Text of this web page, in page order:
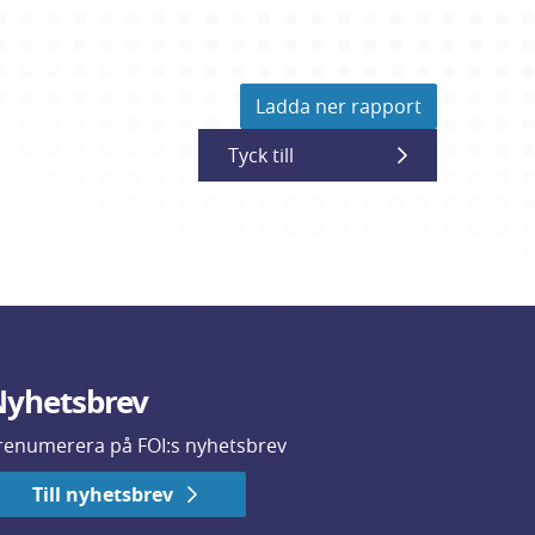
Ladda ner rapport
Tyck till
på FOI:s nyhetsbrev
Till nyhetsbrev